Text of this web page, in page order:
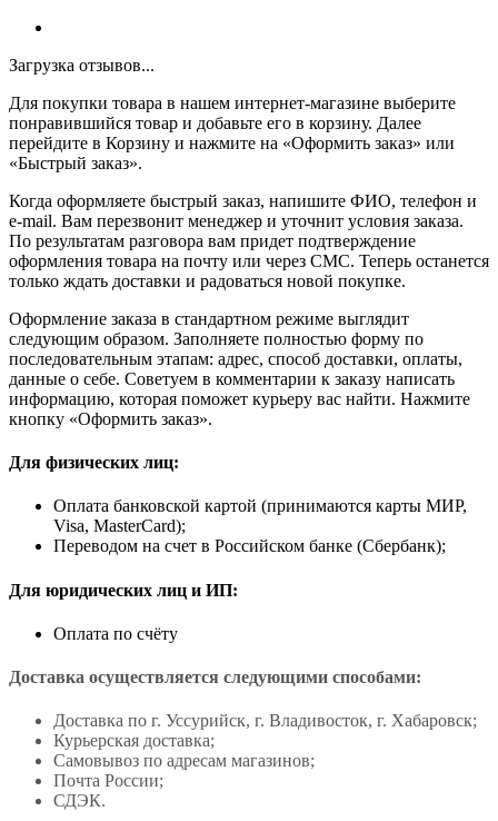
Загрузка отзывов...
Для покупки товара в нашем интернет-магазине выберите
понравившийся товар и добавьте его в корзину. Далее
перейдите в Корзину и нажмите на «Оформить заказ» или
«Быстрый заказ».
Когда оформляете быстрый заказ, напишите ФИО, телефон и
e-mail. Вам перезвонит менеджер и уточнит условия заказа.
По результатам разговора вам придет подтверждение
оформления товара на почту или через СМС. Теперь останется
только ждать доставки и радоваться новой покупке.
Оформление заказа в стандартном режиме выглядит
следующим образом. Заполняете полностью форму по
последовательным этапам: адрес, способ доставки, оплаты,
данные о себе. Советуем в комментарии к заказу написать
информацию, которая поможет курьеру вас найти. Нажмите
кнопку «Оформить заказ».
Для физических лиц:
Оплата банковской картой (принимаются карты МИР,
Visa, MasterCard);
Переводом на счет в Российском банке (Сбербанк);
Для юридических лиц и ИП:
Оплата по счёту
Доставка осуществляется следующими способами:
Доставка по г. Уссурийск, г. Владивосток, г. Хабаровск;
Курьерская доставка;
Самовывоз по адресам магазинов;
Почта России;
СДЭК.